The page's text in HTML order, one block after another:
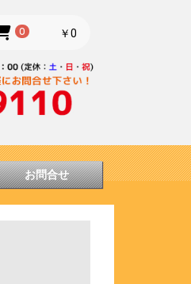
0 ￥0
お問合せ